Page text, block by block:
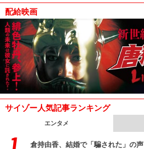
配給映画
サイゾー人気記事ランキング
エンタメ
倉持由香、結婚で「騙された」の声